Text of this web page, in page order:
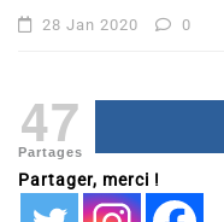
28 Jan 2020 0
47
Partages
Partager, merci !